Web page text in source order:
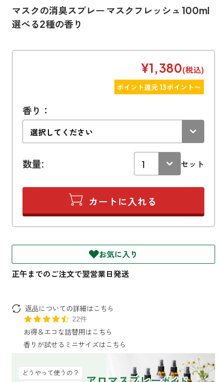
帰宅・来客時も心地よくしたい
リビング
衣類を守り清潔な空間にしたい
キッチン・水まわり
車内
ドライブ時間を快適にしたい
アロマディフューザー
アロミック・ミニ
トイレ用
ティーセント
リードディフューザー
ねむりの魔法
玄関用
イーミスト
アロミック・フィット
ペパーミント＆ユーカリ
シューズフレッシュプラス
衣類・ファブリック用
ファブリックミスト
ラベンダー
キャンドルライト
睡眠用
グッドスリープ
睡眠用
眠気対策
アロミックデオ
アロミックデオ
(冷寒)
マスククリップ
商品一覧
ランキング
店舗情報
ご利用ガイド
わたしたちについて
読みもの
法人のお客様
マスクの消臭スプレー マスクフレッシュ 100ml
選べる2種の香り
¥1,380(税込)
ポイント還元 13ポイント〜
香り：
数量: セット
お気に入り
返品についての詳細はこちら
22件
お得＆エコな詰替用はこちら
香りが試せるミニサイズはこちら
どうやって使うの？